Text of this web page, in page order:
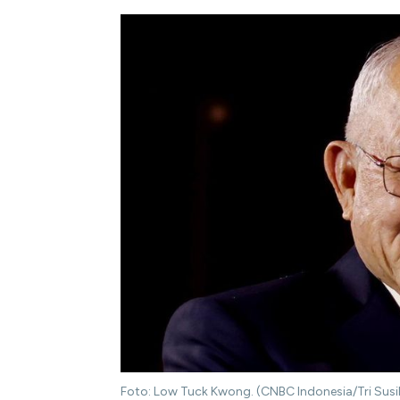
Foto: Low Tuck Kwong. (CNBC Indonesia/Tri